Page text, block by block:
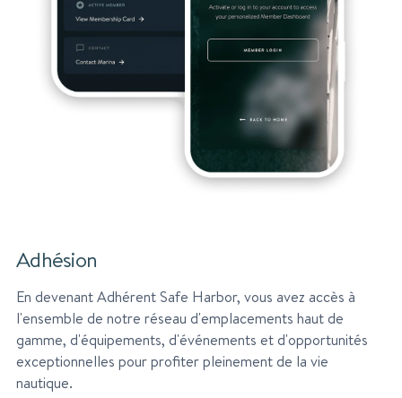
Adhésion
En devenant Adhérent Safe Harbor, vous avez accès à
l'ensemble de notre réseau d'emplacements haut de
gamme, d'équipements, d'événements et d'opportunités
exceptionnelles pour profiter pleinement de la vie
nautique.